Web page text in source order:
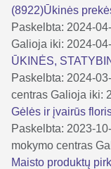
(8922)Ūkinės
Paskelbta: 2024-
Galioja iki: 2024-
ŪKINĖS,
Paskelbta: 2024-
centras Galioja iki:
Gėlės ir įvairūs
Paskelbta: 2023-
mokymo centras
Maisto produktų